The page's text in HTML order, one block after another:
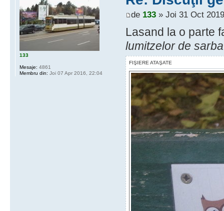
de 133» Joi 31 Oct
Lasand la o parte
lumitzelor de
FIŞIERE ATAŞATE
133
Mesaje: 4861
Membru din: Joi 07 Apr 2016, 22:04